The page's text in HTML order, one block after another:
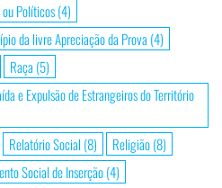
Políticos(4)
da livre Apreciação da Prova (4)
Raça (5)
e Expulsão de Estrangeiros do Território
Relatório Social (8) Religião(8)
Social de Inserção(4)